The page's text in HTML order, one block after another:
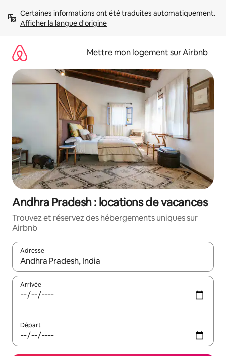
directement
Afficher la langue d'origine
Mettre mon logement sur Airbnb
Andhra Pradesh : locations de vacances
Trouvez et réservez des hébergements uniques sur
Airbnb
Adresse
Lorsque les résultats s'affichent, utilisez les flèches vers le
Arrivée
Départ